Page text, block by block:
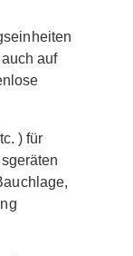
auf
) für